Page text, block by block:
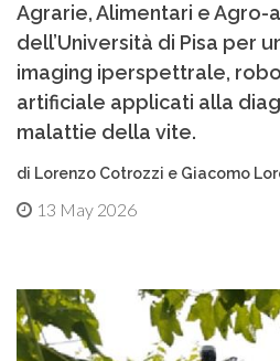
Agrarie, Alimentari e Agro-
dell’Università di Pisa per
imaging iperspettrale,
artificiale applicati alla
malattie della vite.
di Lorenzo Cotrozzi e Giacomo
13 May 2026